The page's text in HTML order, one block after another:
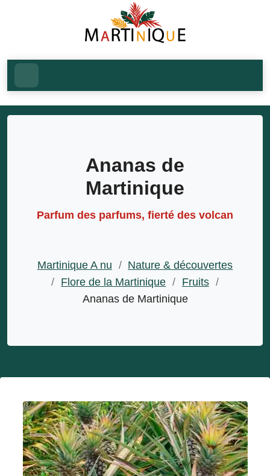
Ananas de
Martinique
Parfum des parfums, fierté des volcan
Martinique A nu / Nature & découvertes
/ Flore de la Martinique / Fruits /
Ananas de Martinique